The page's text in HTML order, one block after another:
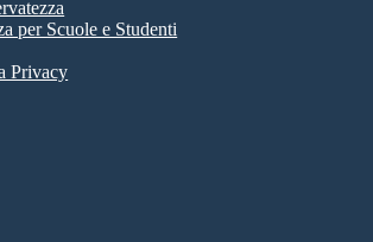
per Scuole e Studenti
Privacy